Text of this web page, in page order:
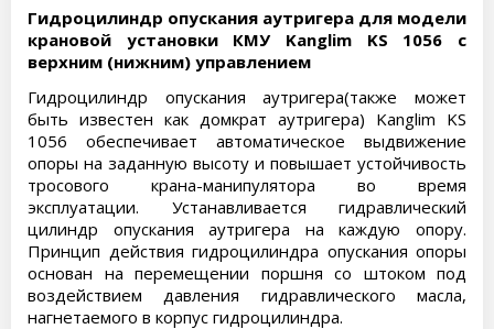
Гидроцилиндр опускания аутригера для модели
крановой установки КМУ Kanglim KS 1056 с
верхним (нижним) управлением
Гидроцилиндр опускания аутригера(также может
быть известен как домкрат аутригера) Kanglim KS
1056 обеспечивает автоматическое выдвижение
опоры на заданную высоту и повышает устойчивость
тросового крана-манипулятора во время
эксплуатации. Устанавливается гидравлический
цилиндр опускания аутригера на каждую опору.
Принцип действия гидроцилиндра опускания опоры
основан на перемещении поршня со штоком под
воздействием давления гидравлического масла,
нагнетаемого в корпус гидроцилиндра.